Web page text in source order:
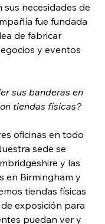
sus necesidades de
fue fundada
de fabricar
y eventos
sus banderas en
tiendas físicas?
oficinas en todo
sede se
y las
en Birmingham y
tiendas físicas
exposición para
puedan ver y